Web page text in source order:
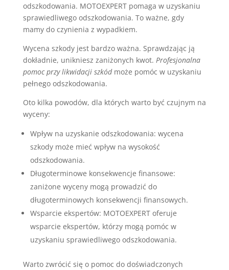
odszkodowania. MOTOEXPERT pomaga w uzyskaniu
sprawiedliwego odszkodowania. To ważne, gdy
mamy do czynienia z wypadkiem.
Wycena szkody jest bardzo ważna. Sprawdzając ją
dokładnie, unikniesz zaniżonych kwot. Profesjonalna
pomoc przy likwidacji szkódmoże pomóc w uzyskaniu
pełnego odszkodowania.
Oto kilka powodów, dla których warto być czujnym na
wyceny:
Wpływ na uzyskanie odszkodowania: wycena
szkody może mieć wpływ na wysokość
odszkodowania.
Długoterminowe konsekwencje finansowe:
zaniżone wyceny mogą prowadzić do
długoterminowych konsekwencji finansowych.
Wsparcie ekspertów: MOTOEXPERT oferuje
wsparcie ekspertów, którzy mogą pomóc w
uzyskaniu sprawiedliwego odszkodowania.
Warto zwrócić się o pomoc do doświadczonych